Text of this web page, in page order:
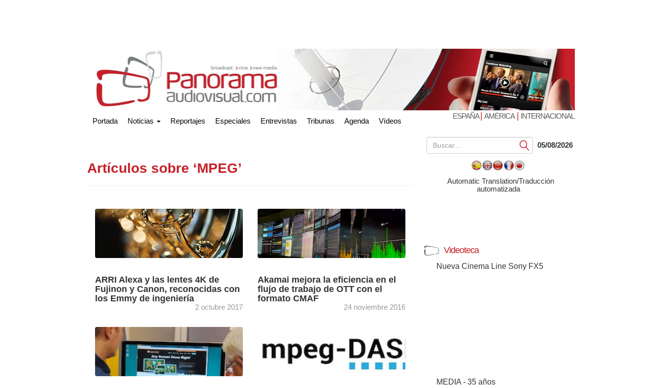
Portada Noticias Reportajes Especiales Entrevistas Tribunas Agenda Vídeos
ESPAÑA| AMÉRICA| INTERNACIONAL
Artículos sobre ‘MPEG’
ARRI Alexa y las lentes 4K de
Fujinon y Canon, reconocidas con
los Emmy de ingeniería
2 octubre 2017
[+]
Sony recibirá el prestigioso premio Philo T.
Farnsworth Corporate Achievement Award
mientras que Leonardo Chiariglione, fundador
de MPEG, ha sido reconocido con el Charles
...
Akamai mejora la eficiencia en el
flujo de trabajo de OTT con el
formato CMAF
24 noviembre 2016
CMAF (Common Media Application Format),
común de aplicaciones ...
Submit05/08/2026
Automatic Translation/Traducción
automatizada
Videoteca
Nueva Cinema Line Sony FX5
MEDIA - 35 años